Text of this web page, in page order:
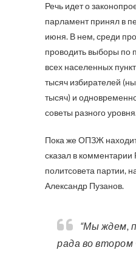
Речь идет о
парламент принял в
июня. В нем, среди
проводить выборы по
всех населенных
тысяч избирателей
тысяч) и
советы разного
Пока же ОПЗЖ
сказал в
политсовета партии,
Александр Пузанов.
“Мы ждем, пока Верховная
рада во втором